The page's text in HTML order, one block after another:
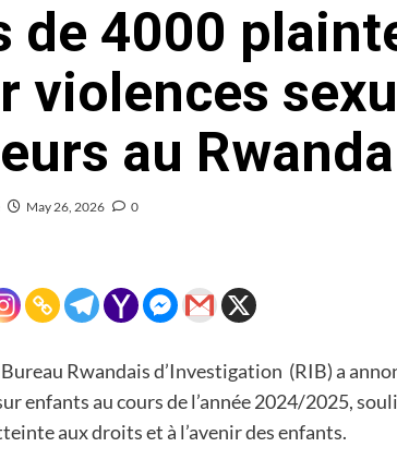
de 4000
violences
au Rwanda
May 26, 2026 0
Rwandais d’Investigation (RIB) a
enfants au cours de l’année 2024/2025,
aux droits et à l’avenir des enfants.